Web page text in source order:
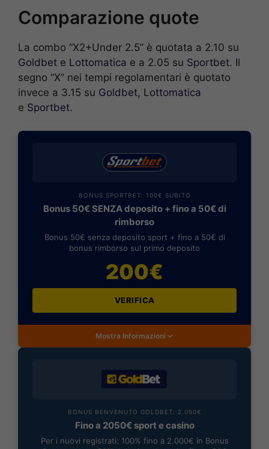
Comparazione quote
La combo “X2+Under 2.5” è quotata a 2.10 su
Goldbet e Lottomatica e a 2.05 su Sportbet. Il
segno “X” nei tempi regolamentari è quotato
invece a 3.15 su Goldbet, Lottomatica
e Sportbet.
BONUS SPORTBET: 100€ SUBITO
Bonus 50€ SENZA deposito + fino a 50€ di
rimborso
Bonus 50€ senza deposito sport + fino a 50€ di
bonus rimborso sul primo deposito
200€
VERIFICA
Mostra Informazioni
BONUS BENVENUTO GOLDBET: 2.050€
Fino a 2050€ sport e casino
Per i nuovi registrati: 100% fino a 2.000€ in Bonus